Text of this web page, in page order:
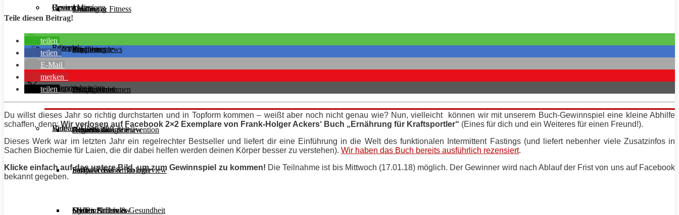
Unsere Mission
Ernährung
Supplemente
Training & Fitness
Ernährung
Diät & Abnehmen
Regeneration & Prävention
Stoffwechsel & Biologie
Frauen Fitness & Gesundheit
Reviews
Produktreviews
Buchreviews
Rezepte
Hauptgerichte
Desserts
Salate
Shakes & Drinks
Interviews
Athleten im Interview
Personal Trainer im Interview
Gym im Interview
Videos
Open Access
Editorials
Magazinbeiträge
Aktuelle Ausgabe
Early Access
MHRx Archiv
Beitrags-Übersicht
Teile diesen Beitrag!
teilen
teilen
E-Mail
merken
teilen
Du willst dieses Jahr so richtig durchstarten und in Topform kommen – weißt aber noch nicht genau wie? Nun, vielleicht können wir mit unserem Buch-Gewinnspiel eine kleine Abhilfe
schaffen, denn:Wir verlosen auf Facebook 2×2 Exemplare von Frank-Holger Ackers‘ Buch „Ernährung für Kraftsportler“ (Eines für dich und ein Weiteres für einen Freund!).
Dieses Werk war im letzten Jahr ein regelrechter Bestseller und liefert dir eine Einführung in die Welt des funktionalen Intermittent Fastings (und liefert nebenher viele Zusatzinfos in
Sachen Biochemie für Laien, die dir dabei helfen werden deinen Körper besser zu verstehen). Wir haben das Buch bereits ausführlich rezensiert.
Klicke einfach auf das untere Bild, um zum Gewinnspiel zu kommen! Die Teilnahme ist bis Mittwoch (17.01.18) möglich. Der Gewinner wird nach Ablauf der Frist von uns auf Facebook
bekannt gegeben.